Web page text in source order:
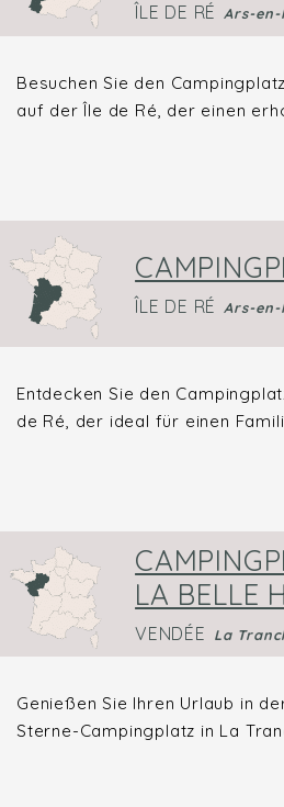
ÎLE DE RÉ Ars-en-
Besuchen Sie den
auf der Île de Ré, der einen
ÎLE DE RÉ Ars-en-
Entdecken Sie den
de Ré, der ideal für einen
LA BELLE
VENDÉE La
Genießen Sie Ihren Urlaub in
Sterne-Campingplatz in La